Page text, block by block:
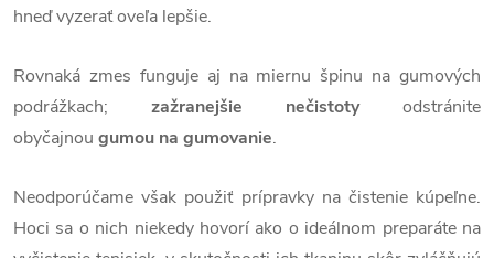
hneď vyzerať oveľa lepšie.
Rovnaká zmes funguje aj na miernu špinu na gumových
podrážkach; zažranejšie nečistotyodstránite
obyčajnou gumou na gumovanie.
Neodporúčame však použiť prípravky na čistenie kúpeľne.
Hoci sa o nich niekedy hovorí ako o ideálnom preparáte na